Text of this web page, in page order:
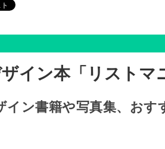
イン本「リストマ
イン書籍や写真集、おす